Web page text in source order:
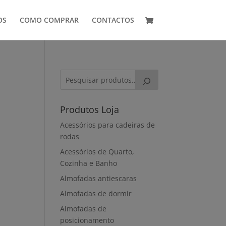
COMO COMPRAR CONTACTOS
Produtos Loja
Acessórios para cadeiras de
rodas
Acessórios de Quarto,
Cozinha e Banho
Almofadas antiescaras
Almofadas de dormir
Almofadas de
posicionamento